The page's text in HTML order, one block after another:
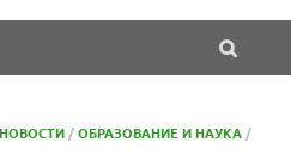
НОВОСТИ /ОБРАЗОВАНИЕ И НАУКА /